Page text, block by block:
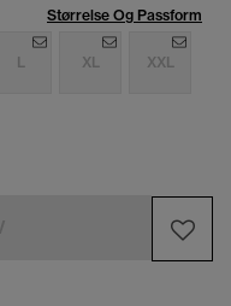
Størrelse Og Passform
L XL XXL